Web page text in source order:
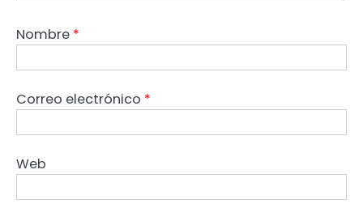
Nombre *
Correo electrónico *
Web